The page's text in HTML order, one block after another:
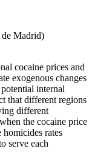
Madrid)
cocaine prices and
exogenous changes
internal
that different regions
different
the cocaine price
homicides rates
serve each